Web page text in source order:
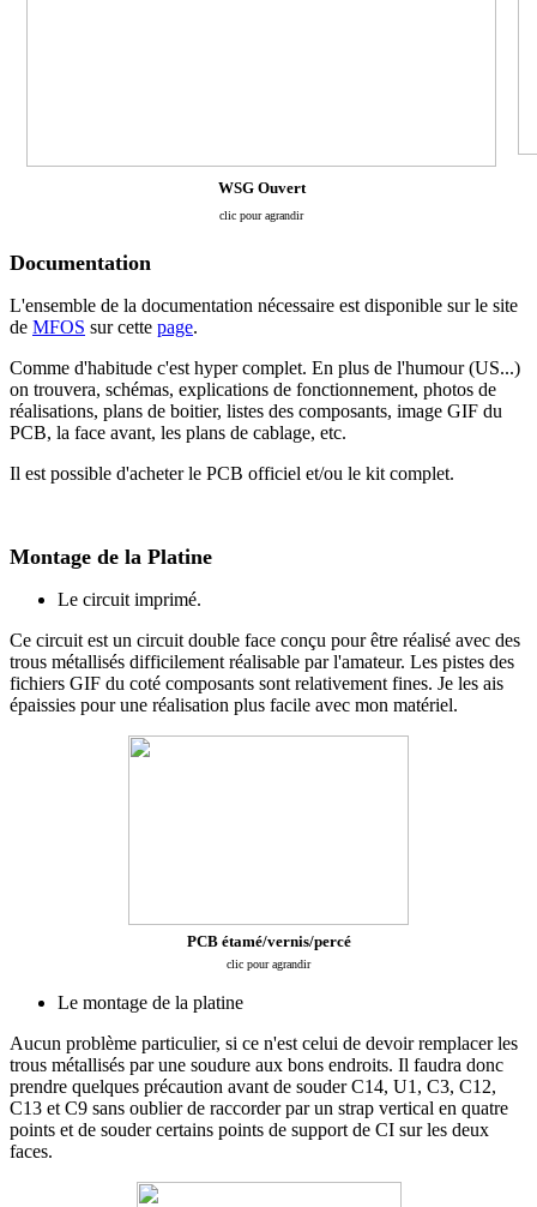
WSG Ouvert
clic pour agrandir
Documentation
L'ensemble de la documentation nécessaire est disponible sur le site
de MFOS sur cette page.
Comme d'habitude c'est hyper complet. En plus de l'humour (US...)
on trouvera, schémas, explications de fonctionnement, photos de
réalisations, plans de boitier, listes des composants, image GIF du
PCB, la face avant, les plans de cablage, etc.
Il est possible d'acheter le PCB officiel et/ou le kit complet.
Montage de la Platine
Le circuit imprimé.
Ce circuit est un circuit double face conçu pour être réalisé avec des
trous métallisés difficilement réalisable par l'amateur. Les pistes des
fichiers GIF du coté composants sont relativement fines. Je les ais
épaissies pour une réalisation plus facile avec mon matériel.
PCB étamé/vernis/percé
clic pour agrandir
Le montage de la platine
Aucun problème particulier, si ce n'est celui de devoir remplacer les
trous métallisés par une soudure aux bons endroits. Il faudra donc
prendre quelques précaution avant de souder C14, U1, C3, C12,
C13 et C9 sans oublier de raccorder par un strap vertical en quatre
points et de souder certains points de support de CI sur les deux
faces.